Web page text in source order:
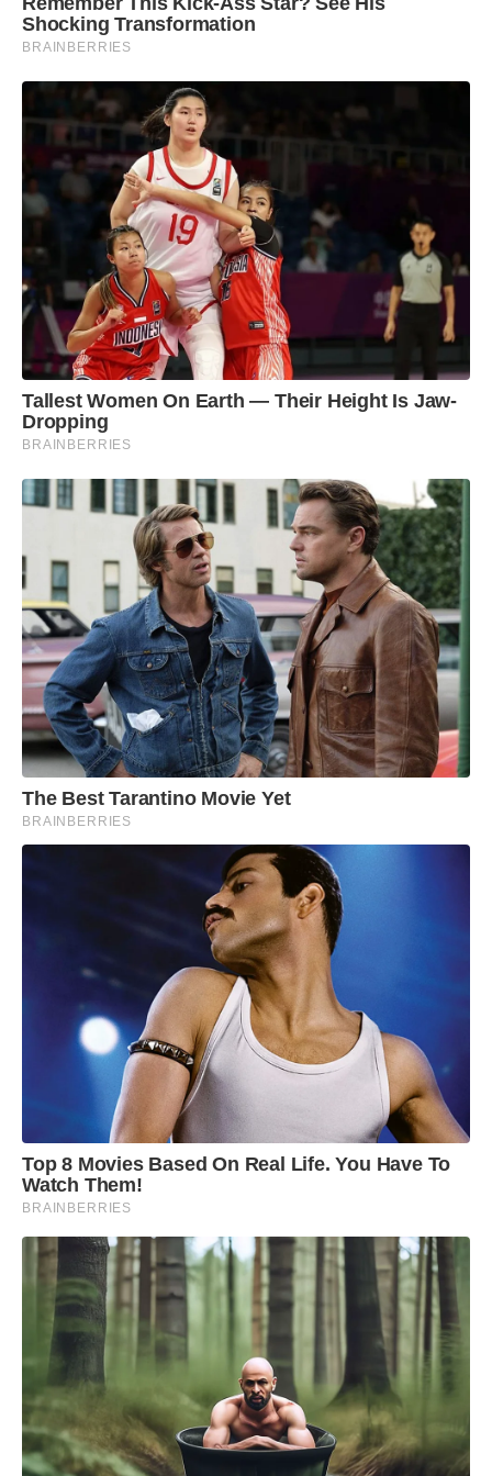
Shocking Transformation
BRAINBERRIES
Tallest Women On Earth — Their Height Is Jaw-
Dropping
BRAINBERRIES
The Best Tarantino Movie Yet
BRAINBERRIES
Top 8 Movies Based On Real Life. You Have To
Watch Them!
BRAINBERRIES